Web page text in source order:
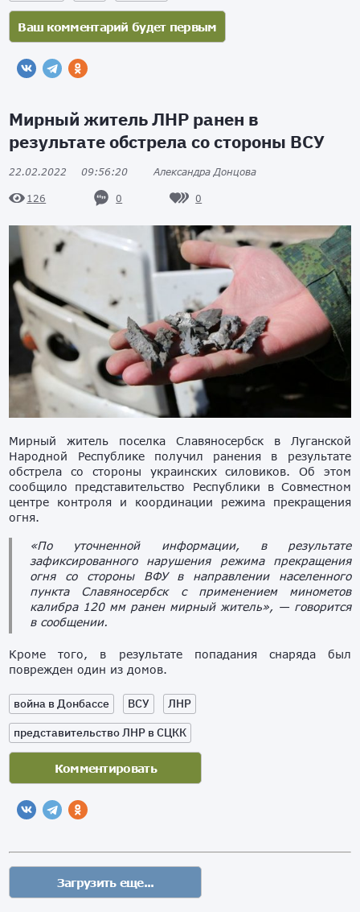
Мирный житель ЛНР ранен в
результате обстрела со стороны ВСУ
22.02.2022 09:56:20 Александра Донцова
126 0 0
Мирный житель поселка Славяносербск в Луганской
Народной Республике получил ранения в результате
обстрела со стороны украинских силовиков. Об этом
сообщило представительство Республики в Совместном
центре контроля и координации режима прекращения
огня.
«По уточненной информации, в результате
зафиксированного нарушения режима прекращения
огня со стороны ВФУ в направлении населенного
пункта Славяносербск с применением минометов
калибра 120 мм ранен мирный житель», — говорится
в сообщении.
Кроме того, в результате попадания снаряда был
поврежден один из домов.
война в Донбассе ВСУ
ЛНР
представительство ЛНР в СЦКК